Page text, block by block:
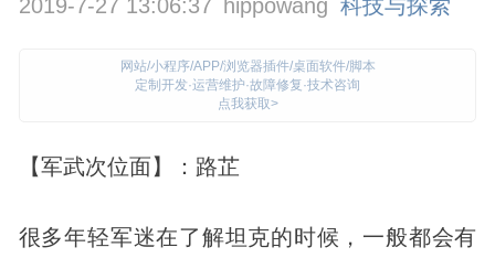
2019-7-27 13:06:37 hippowang 科技与探索
网站/小程序/APP/浏览器插件/桌面软件/脚本
定制开发·运营维护·故障修复·技术咨询
点我获取>
【军武次位面】：路芷
很多年轻军迷在了解坦克的时候，一般都会有